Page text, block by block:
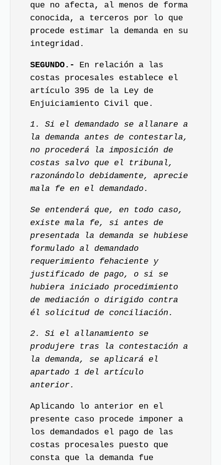
que no afecta, al menos de forma
conocida, a terceros por lo que
procede estimar la demanda en su
integridad.
SEGUNDO.-
En relación a las
costas procesales establece el
artículo 395 de la Ley de
Enjuiciamiento Civil que.
1. Si el demandado se allanare a
la demanda antes de contestarla,
no procederá la imposición de
costas salvo que el tribunal,
razonándolo debidamente, aprecie
mala fe en el demandado.
Se entenderá que, en todo caso,
existe mala fe, si antes de
presentada la demanda se hubiese
formulado al demandado
requerimiento fehaciente y
justificado de pago, o si se
hubiera iniciado procedimiento
de mediación o dirigido contra
él solicitud de conciliación.
2. Si el allanamiento se
produjere tras la contestación a
la demanda, se aplicará el
apartado 1 del artículo
anterior.
Aplicando lo anterior en el
presente caso procede imponer a
los demandados el pago de las
costas procesales puesto que
consta que la demanda fue